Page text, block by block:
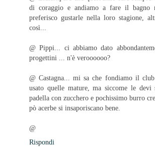
di coraggio e andiamo a fare il bagno
preferisco gustarle nella loro stagione,
così...
@ Pippi... ci abbiamo dato
progettini ... n'è veroooooo?
@ Castagna... mi sa che fondiamo il
usato quelle mature, ma siccome le devi
padella con zucchero e pochissimo burro
pò acerbe si insaporiscano bene.
@
Rispondi